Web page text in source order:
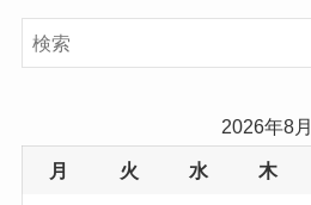
2026年8月
月 火 水 木